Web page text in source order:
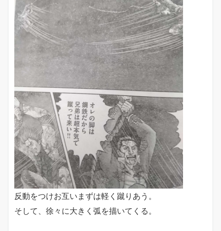
反動をつけお互いまずは軽く蹴りあう。
そして、徐々に大きく弧を描いてくる。